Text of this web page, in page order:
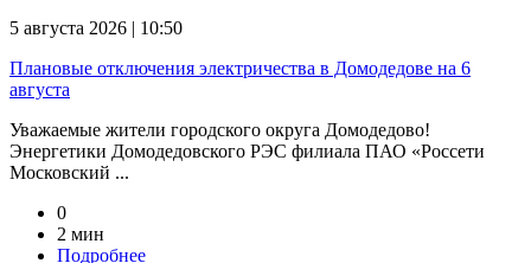
5 августа 2026 | 10:50
Плановые отключения электричества в Домодедове на 6
августа
Уважаемые жители городского округа Домодедово!
Энергетики Домодедовского РЭС филиала ПАО «Россети
Московский ...
0
2 мин
Подробнее